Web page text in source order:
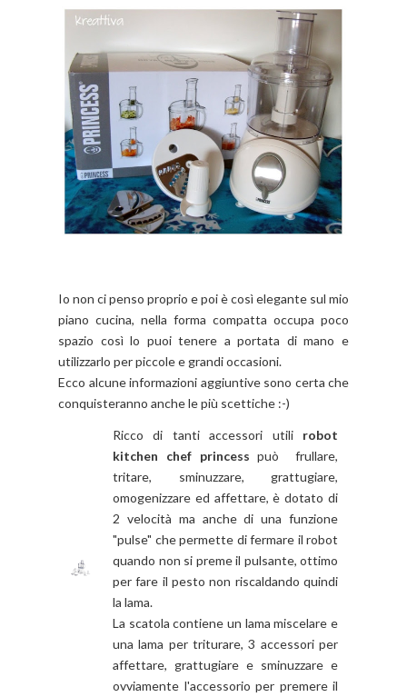
Io non ci penso proprio e poi è così elegante sul mio
piano cucina, nella forma compatta occupa poco
spazio così lo puoi tenere a portata di mano e
utilizzarlo per piccole e grandi occasioni.
Ecco alcune informazioni aggiuntive sono certa che
conquisteranno anche le più scettiche :-)
Ricco di tanti accessori utili robot
kitchen chef princesspuò frullare,
tritare, sminuzzare, grattugiare,
omogenizzare ed affettare, è dotato di
2 velocità ma anche di una funzione
"pulse" che permette di fermare il robot
quando non si preme il pulsante, ottimo
per fare il pesto non riscaldando quindi
la lama.
La scatola contiene un lama miscelare e
una lama per triturare, 3 accessori per
affettare, grattugiare e sminuzzare e
ovviamente l'accessorio per premere il